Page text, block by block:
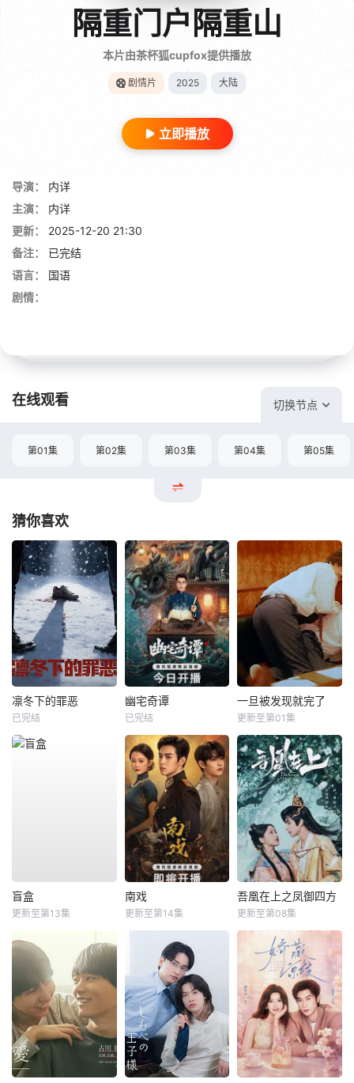
隔重门户隔重山
本片由茶杯狐cupfox提供播放
剧情片 2025 大陆
立即播放
导演：
内详
主演：
内详
更新：
2025-12-20 21:30
备注：
已完结
语言：
国语
剧情：
在线观看 切换节点
第01集 第02集 第03集 第04集 第05集
猜你喜欢
凛冬下的罪恶
已完结
幽宅奇谭
已完结
一旦被发现就完了
更新至第01集
盲盒
更新至第13集
南戏
更新至第14集
吾凰在上之凤御四方
更新至第08集